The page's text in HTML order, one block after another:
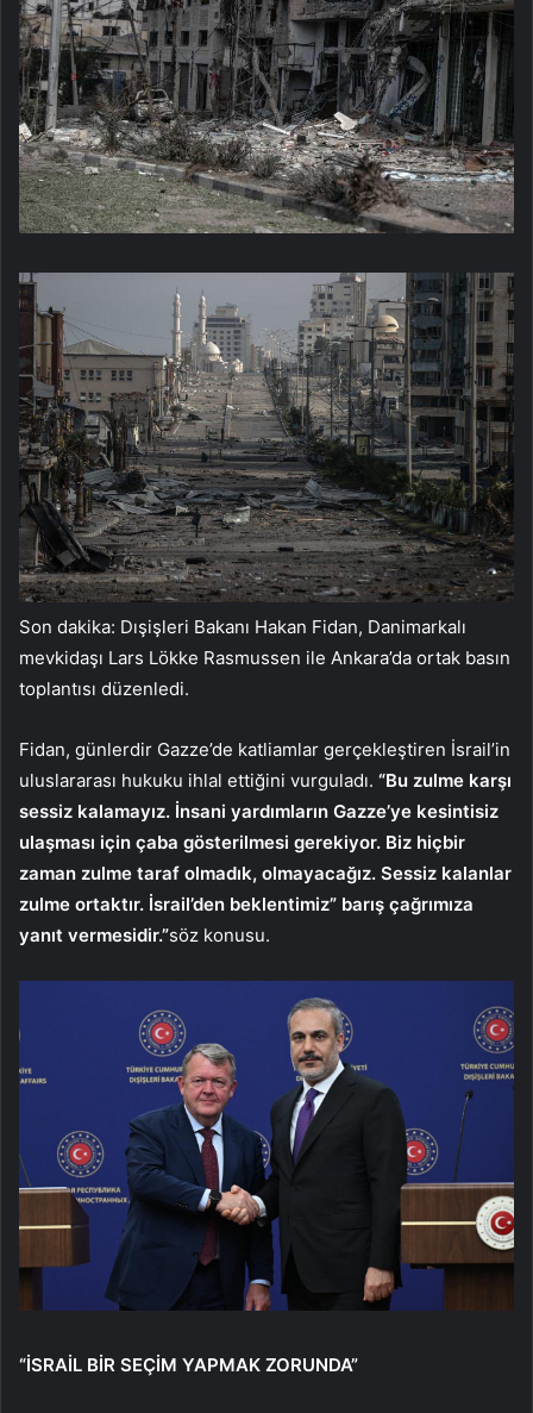
Son dakika: Dışişleri Bakanı Hakan Fidan, Danimarkalı
mevkidaşı Lars Lökke Rasmussen ile Ankara’da ortak basın
toplantısı düzenledi.
Fidan, günlerdir Gazze’de katliamlar gerçekleştiren İsrail’in
uluslararası hukuku ihlal ettiğini vurguladı. “Bu zulme karşı
sessiz kalamayız. İnsani yardımların Gazze’ye kesintisiz
ulaşması için çaba gösterilmesi gerekiyor. Biz hiçbir
zaman zulme taraf olmadık, olmayacağız. Sessiz kalanlar
zulme ortaktır. İsrail’den beklentimiz” barış çağrımıza
yanıt vermesidir.”söz konusu.
“İSRAİL BİR SEÇİM YAPMAK ZORUNDA”